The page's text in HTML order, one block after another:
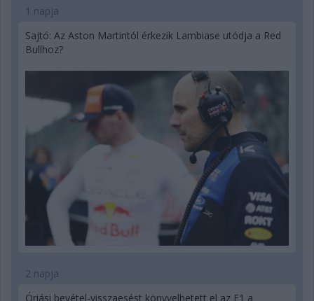
1 napja
Sajtó: Az Aston Martintól érkezik Lambiase utódja a Red
Bullhoz?
2 napja
Óriási bevétel-visszaesést könyvelhetett el az F1 a